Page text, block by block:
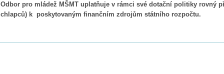
Odbor pro mládež MŠMT uplatňuje v rámci své dotační politiky rovný
chlapců) k poskytovaným finančním zdrojům státního rozpočtu.